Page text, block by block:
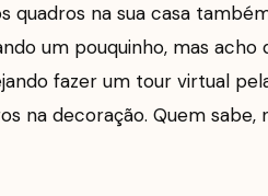
quadros na sua casa
um pouquinho, mas acho
fazer um tour virtual
na decoração. Quem sabe,